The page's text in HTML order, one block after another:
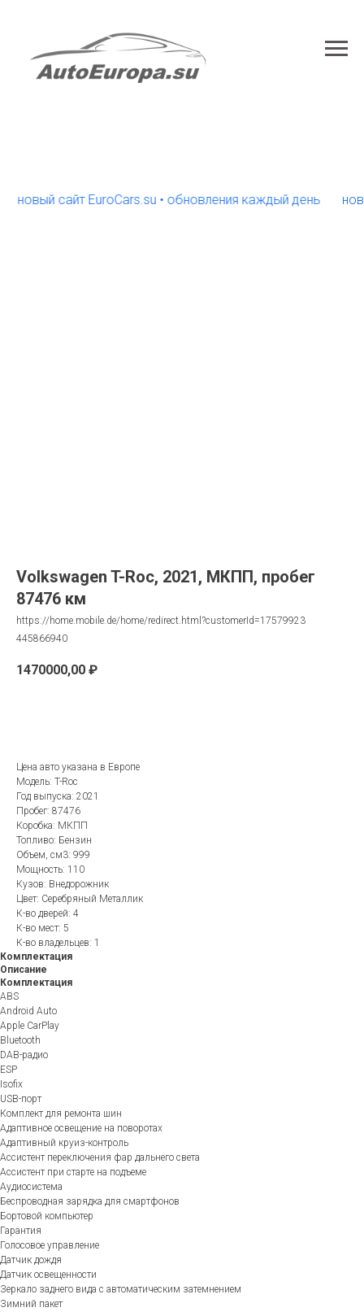
сайт EuroCars.su • обновления каждый день новый
Volkswagen T-Roc, 2021, МКПП, пробег
87476 км
https://home.mobile.de/home/redirect.html?customerId=17579923
445866940
1470000,00 ₽
Цена авто указана в Европе
Модель: T-Roc
Год выпуска: 2021
Пробег: 87476
Коробка: МКПП
Топливо: Бензин
Объем, см3: 999
Мощность: 110
Кузов: Внедорожник
Цвет: Серебряный Металлик
К-во дверей: 4
К-во мест: 5
К-во владельцев: 1
Комплектация
Описание
Комплектация
ABS
Android Auto
Apple CarPlay
Bluetooth
DAB-радио
ESP
Isofix
USB-порт
Комплект для ремонта шин
Адаптивное освещение на поворотах
Адаптивный круиз-контроль
Ассистент переключения фар дальнего света
Ассистент при старте на подъеме
Аудиосистема
Беспроводная зарядка для смартфонов
Бортовой компьютер
Гарантия
Голосовое управление
Датчик дождя
Датчик освещенности
Зеркало заднего вида с автоматическим затемнением
Зимний пакет